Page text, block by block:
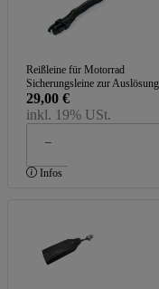
Reißleine für Motorrad
Sicherungsleine zur
29,00 €
inkl. 19% USt.
Infos